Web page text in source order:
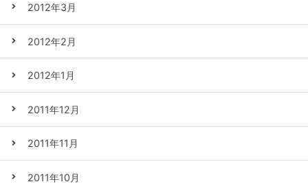
2012年3月
2012年2月
2012年1月
2011年12月
2011年11月
2011年10月